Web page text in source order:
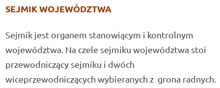
SEJMIK WOJEWÓDZTWA
Sejmik jest organem stanowiącym i kontrolnym
województwa. Na czele sejmiku województwa stoi
przewodniczący sejmiku i dwóch
wiceprzewodniczących wybieranych z grona radnych.